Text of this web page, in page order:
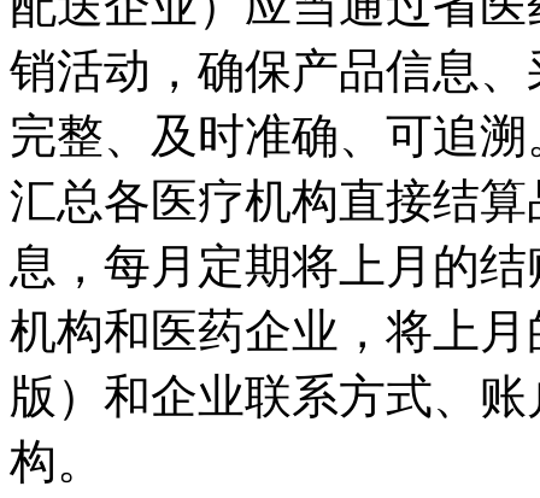
销活动，确保产品信息
完整、及时准确、可追
汇总各医疗机构直接结
息，每月定期将上月的
机构和医药企业，将上
版）和企业联系方式、
构。